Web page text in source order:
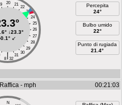
20 21
22
23
24
25
26
27
28
29
30
31
8 32
|
↓23.3°
0.1° ↙
Percepita
24°
Bulbo umido
22°
Punto di rugiada
21.4°
- mph 00:21:03
N